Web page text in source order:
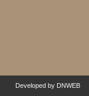
Developed by DNWEB